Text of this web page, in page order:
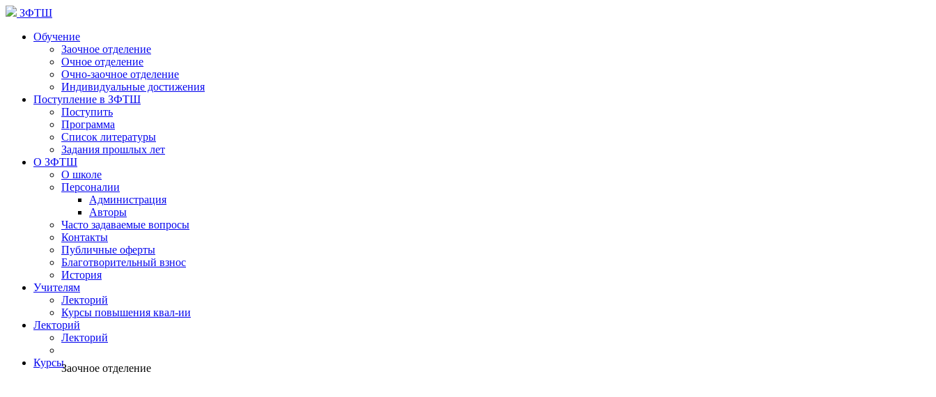
ЗФТШ
Обучение
Заочное отделение
Очное отделение
Очно-заочное отделение
Индивидуальные достижения
Поступление в ЗФТШ
Поступить
Программа
Список литературы
Задания прошлых лет
О ЗФТШ
О школе
Персоналии
Администрация
Авторы
Часто задаваемые вопросы
Контакты
Публичные оферты
Благотворительный взнос
История
Учителям
Лекторий
Курсы повышения квал-ии
Лекторий
Лекторий
КурсыЗаочное отделение